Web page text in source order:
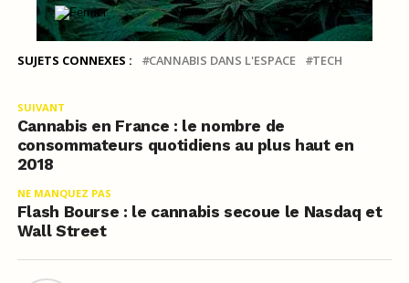
SUJETS CONNEXES : CANNABIS DANS L'ESPACE TECH
SUIVANT
Cannabis en France : le nombre de
consommateurs quotidiens au plus haut en
2018
NE MANQUEZ PAS
Flash Bourse : le cannabis secoue le Nasdaq et
Wall Street